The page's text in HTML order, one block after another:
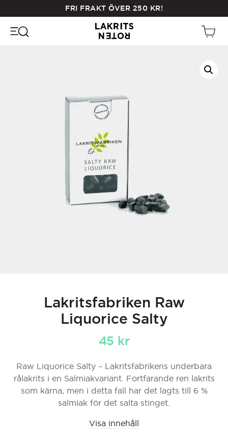
main
FRI FRAKT ÖVER 250 KR!
Lakritsfabriken Raw
Liquorice Salty
45 kr
Raw Liquorice Salty – Lakritsfabrikens underbara
rålakrits i en Salmiakvariant. Fortfarande ren lakrits
som kärna, men i detta fall har det lagts till 6 %
salmiak för det salta stinget.
Visa innehåll